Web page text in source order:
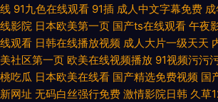
线 91九色在线观看 91插 成人中文字幕免费
线影院 日本欧美第一页 国产ts在线观看 午夜
线观看 日韩在线播放视频 成人大片一级天天
美社区第一页 欧美在线视频播放 91视频污污
桃吃瓜 日本欧美在线看 国产精选免费视频 国
新网址 无码白丝强行免费 激情影院日韩 久草